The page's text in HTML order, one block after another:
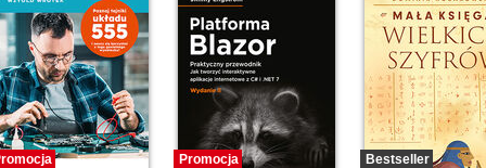
Crouta - funkcja RRMAD2 (34)
Gaussa - funkcja OdwMac1 (39)
funkcja OdwMac2 (44)
- funkcja DET (49)
(51)
A o największym module - funkcja MWWM (52)
Promocja
Bestseller